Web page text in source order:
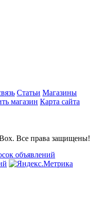
Статьи Магазины
магазин Карта сайта
Все права защищены!